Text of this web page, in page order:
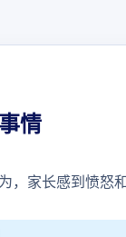
情
家长感到愤怒